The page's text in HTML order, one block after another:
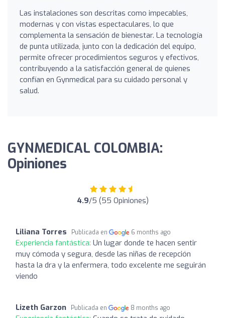
Las instalaciones son descritas como impecables,
modernas y con vistas espectaculares, lo que
complementa la sensación de bienestar. La tecnología
de punta utilizada, junto con la dedicación del equipo,
permite ofrecer procedimientos seguros y efectivos,
contribuyendo a la satisfacción general de quienes
confían en Gynmedical para su cuidado personal y
salud.
GYNMEDICAL COLOMBIA:
Opiniones
4.9/5 (55 Opiniones)
Liliana Torres Publicada en 6 months ago
Experiencia fantástica: Un lugar donde te hacen sentir
muy cómoda y segura, desde las niñas de recepción
hasta la dra y la enfermera, todo excelente me seguirán
viendo
Lizeth Garzon Publicada en 8 months ago